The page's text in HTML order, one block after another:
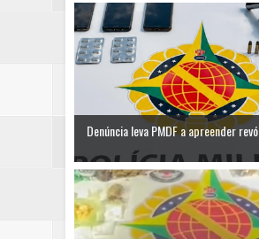
Denúncia leva PMDF a apreender revó...